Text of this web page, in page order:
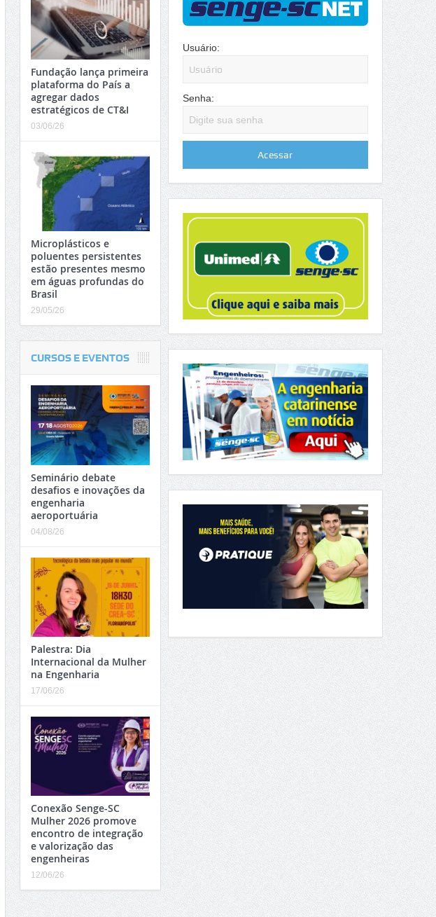
Fundação lança primeira
plataforma do País a
agregar dados
estratégicos de CT&I
03/06/26
Microplásticos e
poluentes persistentes
estão presentes mesmo
em águas profundas do
Brasil
29/05/26
CURSOS E EVENTOS
Seminário debate
desafios e inovações da
engenharia
aeroportuária
04/08/26
Palestra: Dia
Internacional da Mulher
na Engenharia
17/06/26
Conexão Senge-SC
Mulher 2026 promove
encontro de integração
e valorização das
engenheiras
12/06/26
Usuário:
Senha: